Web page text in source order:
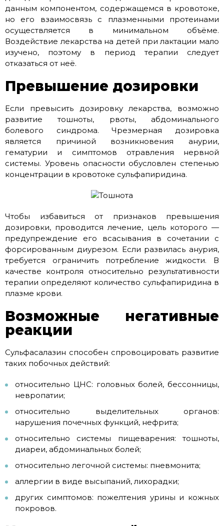
данным компонентом, содержащемся в кровотоке,
но его взаимосвязь с плазменными протеинами
осуществляется в минимальном объёме.
Воздействие лекарства на детей при лактации мало
изучено, поэтому в период терапии следует
отказаться от неё.
Превышение дозировки
Если превысить дозировку лекарства, возможно
развитие тошноты, рвоты, абдоминального
болевого синдрома. Чрезмерная дозировка
является причиной возникновения анурии,
гематурии и симптомов отравления нервной
системы. Уровень опасности обусловлен степенью
концентрации в кровотоке сульфапиридина.
Чтобы избавиться от признаков превышения
дозировки, проводится лечение, цель которого —
предупреждение его всасывания в сочетании с
форсированным диурезом. Если развилась анурия,
требуется ограничить потребление жидкости. В
качестве контроля относительно результативности
терапии определяют количество сульфапиридина в
плазме крови.
Возможные негативные
реакции
Сульфасалазин способен спровоцировать развитие
таких побочных действий:
относительно ЦНС: головных болей, бессонницы,
невропатии;
относительно выделительных органов:
нарушения почечных функций, нефрита;
относительно системы пищеварения: тошноты,
диареи, абдоминальных болей;
относительно легочной системы: пневмонита;
аллергии в виде высыпаний, лихорадки;
других симптомов: пожелтения урины и кожных
покровов.